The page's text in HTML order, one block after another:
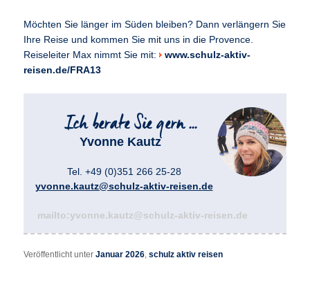
Möchten Sie länger im Süden bleiben? Dann verlängern Sie
Ihre Reise und kommen Sie mit uns in die Provence.
Reiseleiter Max nimmt Sie mit: www.schulz-aktiv-
reisen.de/FRA13
Yvonne Kautz
Tel. +49 (0)351 266 25-28
yvonne.kautz@schulz-aktiv-reisen.de
mailto:yvonne.kautz@schulz-aktiv-reisen.de
Veröffentlicht unter Januar 2026 ,schulz aktiv reisen